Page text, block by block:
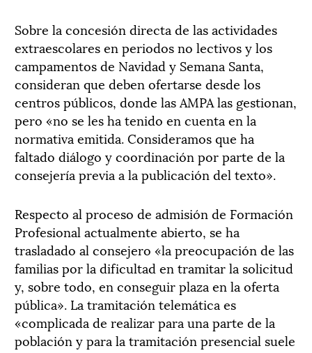
Sobre la concesión directa de las actividades
extraescolares en periodos no lectivos y los
campamentos de Navidad y Semana Santa,
consideran que deben ofertarse desde los
centros públicos, donde las AMPA las gestionan,
pero «no se les ha tenido en cuenta en la
normativa emitida. Consideramos que ha
faltado diálogo y coordinación por parte de la
consejería previa a la publicación del texto».
Respecto al proceso de admisión de Formación
Profesional actualmente abierto, se ha
trasladado al consejero «la preocupación de las
familias por la dificultad en tramitar la solicitud
y, sobre todo, en conseguir plaza en la oferta
pública». La tramitación telemática es
«complicada de realizar para una parte de la
población y para la tramitación presencial suele